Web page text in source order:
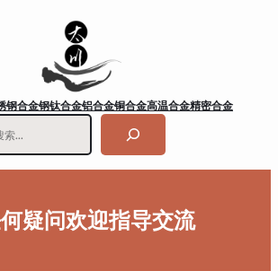
钢合金钢钛合金铝合金铜合金高温合金精密合金
疑问欢迎指导交流